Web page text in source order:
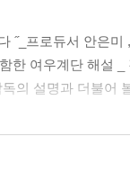
˝_프로듀서 안은
한 여우계단 해설
의 설명과 더불어
별 ,조안,박지연